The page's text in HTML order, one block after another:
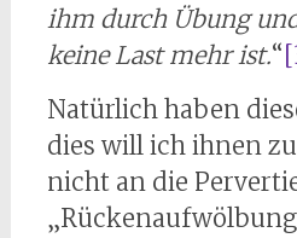
ihm durch Übung
keine Last mehr ist.“
Natürlich haben
dies will ich ihnen
nicht an die